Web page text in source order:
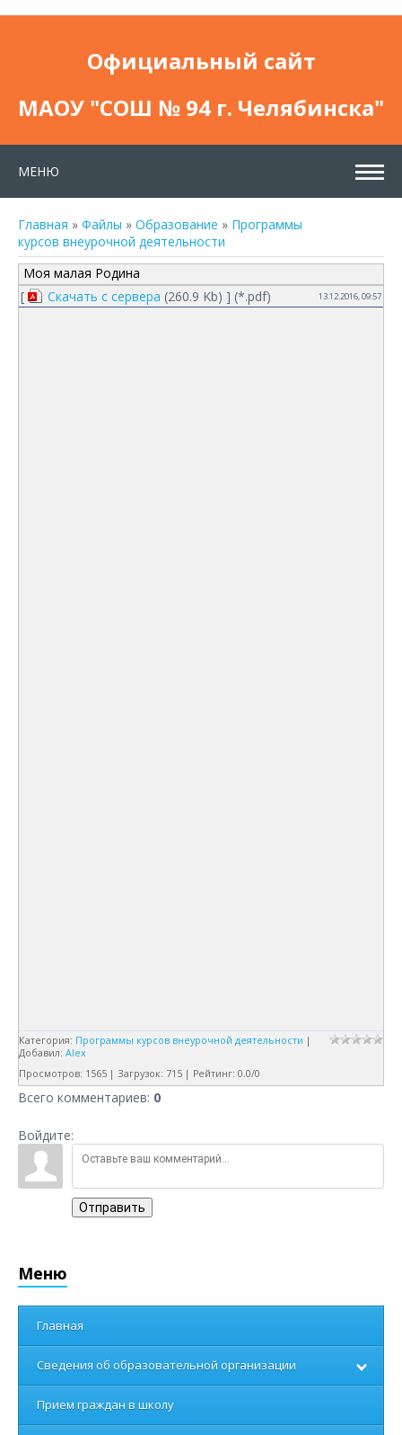
Официальный сайт
МАОУ "СОШ № 94 г. Челябинска"
МЕНЮ
Главная » Файлы » Образование » Программы
курсов внеурочной деятельности
Моя малая Родина
[
Скачать с сервера (260.9 Kb) ] (*.pdf) 13.12.2016, 09:57
Категория: Программы курсов внеурочной деятельности |
Добавил: Alex
Просмотров: 1565 | Загрузок: 715 | Рейтинг: 0.0/0
Всего комментариев: 0
Войдите:
Отправить
Меню
Главная
Сведения об образовательной организации
Прием граждан в школу